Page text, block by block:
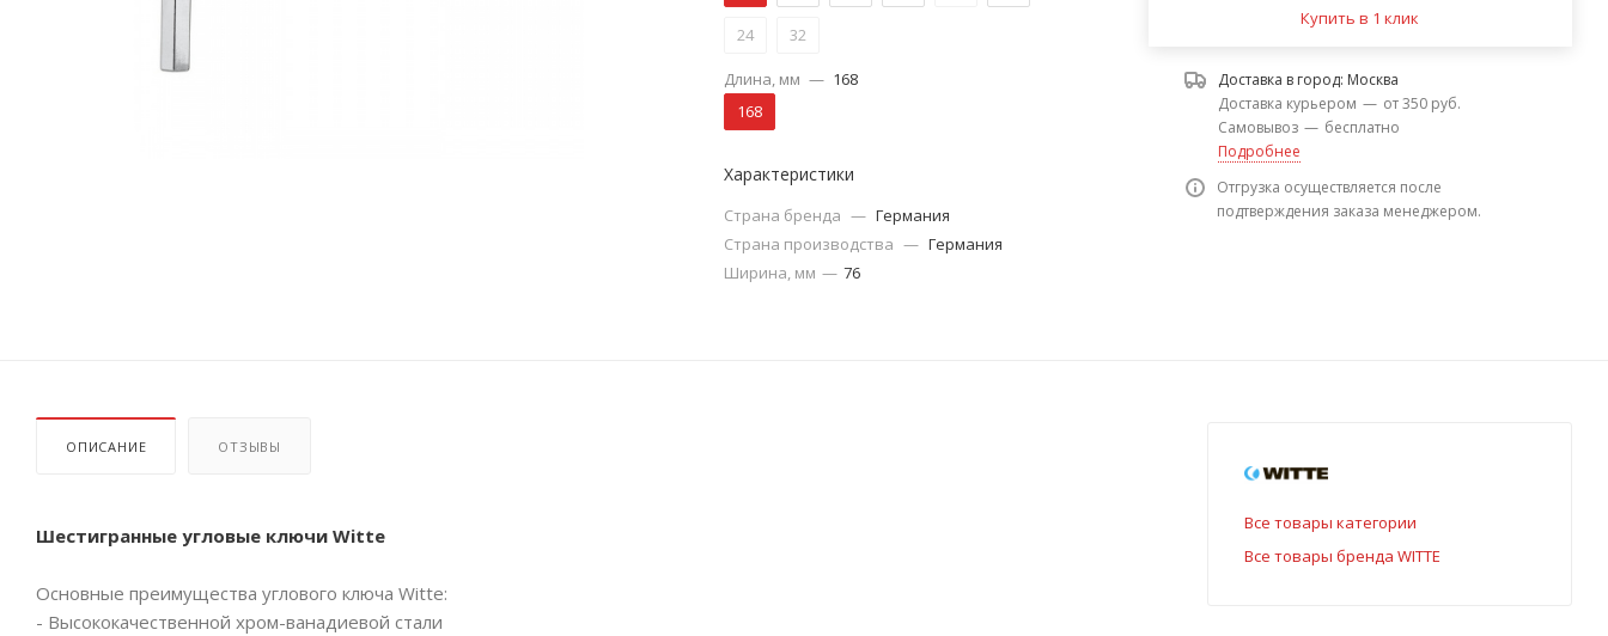
24 32
Длина, мм — 168
168
Характеристики
Страна бренда — Германия
Страна производства — Германия
Ширина, мм — 76
Купить в 1 клик
Доставка в город: Москва
Доставка курьером — от 350 руб.
Самовывоз — бесплатно
Подробнее
Отгрузка осуществляется после
подтверждения заказа менеджером.
ОПИСАНИЕ ОТЗЫВЫ
Шестигранные угловые ключи Witte
Основные преимущества углового ключа Witte:
- Высококачественной хром-ванадиевой стали
Все товары категории
Все товары бренда WITTE